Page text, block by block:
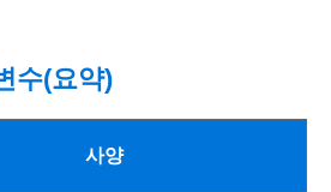
수(요약)
사양